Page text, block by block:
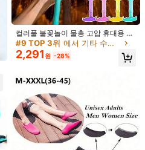
1켤레 아쿠아 슈즈, 수영, 해변, 요가,
스포츠, 수영장, 캠핑용 빠른 건조 미
끄럼 방지 맨발 양말, 남성, 여성, 청소
년에게 적합 (사이즈가 작게 나오니 1-
2 사이즈 크게 주문해주세요)
#3 TOP 3위 에서 기타 수영 장비
70+ 판매됨
2,520원 -40%
컬러풀 불꽃놀이 물총 고압 휴대용 여
름 야외 해변 수영장 파티 게임 장난감
무전원 물싸움 놀이 물 장난감 (대량
주문의 경우 마지막 실제 사진을 참조
#9 TOP 3위 에서 기타 수영 장비
2,291 원 -28%